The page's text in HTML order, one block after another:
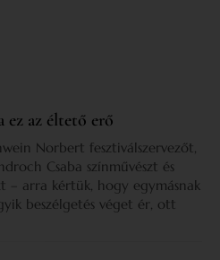
ez az éltető erő
Norbert fesztiválszervezőt,
Csaba színművészt és
– arra kértük, hogy egymásnak
beszélgetés véget ér, ott